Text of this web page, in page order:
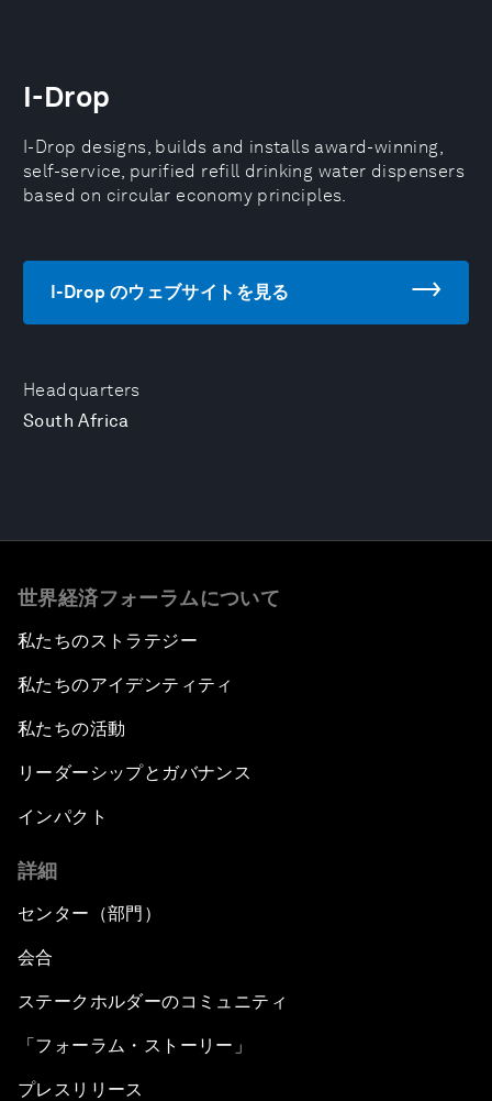
Headquarters
South Africa
I-Drop
I-Drop designs, builds and installs award-winning,
self-service, purified refill drinking water dispensers
based on circular economy principles.
I-Drop のウェブサイトを見る
世界経済フォーラムについて
私たちのストラテジー
私たちのアイデンティティ
私たちの活動
リーダーシップとガバナンス
インパクト
詳細
センター（部門）
会合
ステークホルダーのコミュニティ
「フォーラム・ストーリー」
プレスリリース